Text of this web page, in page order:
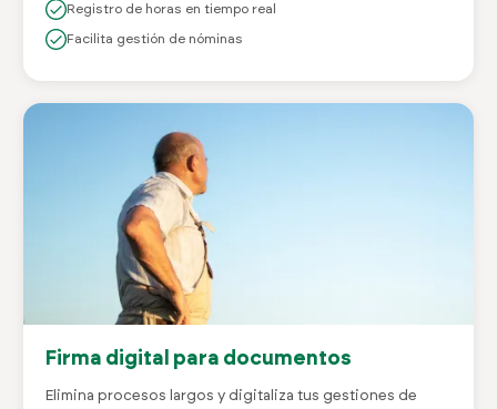
Registro de horas en tiempo real
Facilita gestión de nóminas
Firma digital para documentos
Elimina procesos largos y digitaliza tus gestiones de